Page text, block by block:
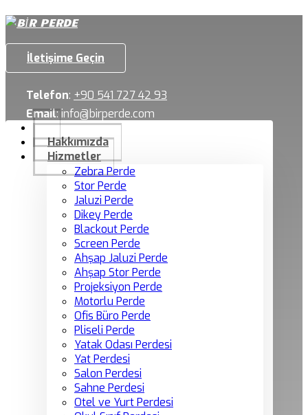
İletişime Geçin
Telefon: +90 541 727 42 93
Email:info@birperde.com
Hakkımızda
Hizmetler
Zebra Perde
Stor Perde
Jaluzi Perde
Dikey Perde
Blackout Perde
Screen Perde
Ahşap Jaluzi Perde
Ahşap Stor Perde
Projeksiyon Perde
Motorlu Perde
Ofis Büro Perde
Pliseli Perde
Yatak Odası Perdesi
Yat Perdesi
Salon Perdesi
Sahne Perdesi
Otel ve Yurt Perdesi